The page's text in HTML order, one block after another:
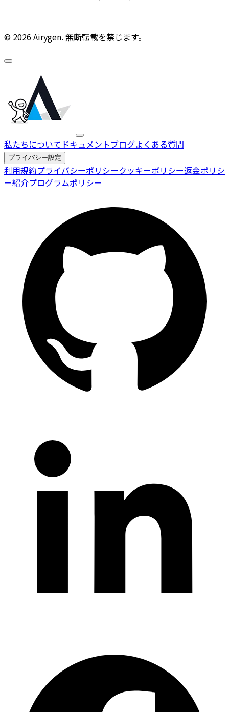
© 2026 Airygen. 無断転載を禁じます。
私たちについて ドキュメントブログよくある質問
プライバシー設定
利用規約プライバシーポリシークッキーポリシー返金ポリシ
ー紹介プログラムポリシー